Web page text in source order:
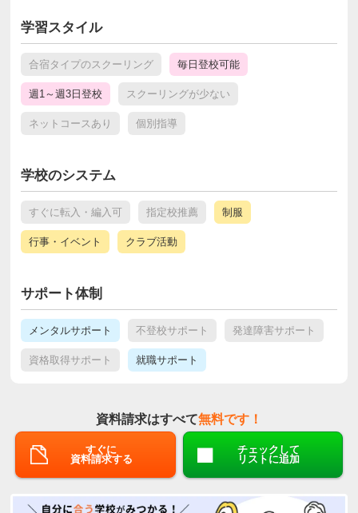
学習スタイル
合宿タイプのスクーリング 毎日登校可能
週1～週3日登校 スクーリングが少ない
ネットコースあり 個別指導
学校のシステム
すぐに転入・編入可 指定校推薦 制服
行事・イベント クラブ活動
サポート体制
メンタルサポート 不登校サポート 発達障害サポート
資格取得サポート 就職サポート
資料請求はすべて無料です！
すぐに
資料請求する
チェックして
リストに追加